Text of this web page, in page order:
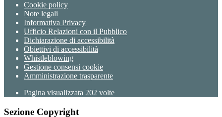
Cookie policy
Note legali
Informativa Privacy
Ufficio Relazioni con il Pubblico
Dichiarazione di accessibilità
Obiettivi di accessibilità
Whistleblowing
Gestione consensi cookie
Amministrazione trasparente
Pagina visualizzata 202 volte
Sezione Copyright